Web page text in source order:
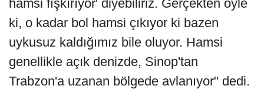
hamsi fışkırıyor' diyebiliriz. Gerçekten öyle
ki, o kadar bol hamsi çıkıyor ki bazen
uykusuz kaldığımız bile oluyor. Hamsi
genellikle açık denizde, Sinop'tan
Trabzon'a uzanan bölgede avlanıyor" dedi.